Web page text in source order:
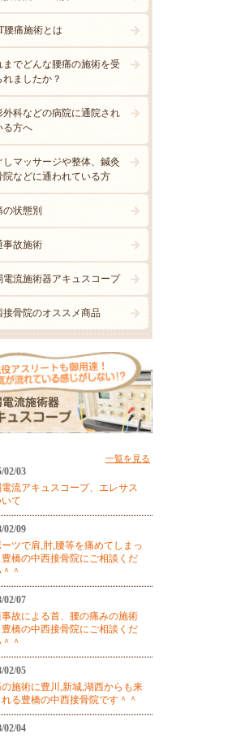
腰痛施術とは
までどんな腰痛の施術を受
れましたか？
外科などの病院に通院され
る方へ
しマッサージや整体、鍼灸
院などに通われている方
の状態別
事故施術
電流施術器アキュスコープ
接骨院のオススメ商品
一覧を見る
02/03
流アキュスコープ、エレサス
て
02/09
ーツで肩,肘,腰等を痛めてしまっ
橋の中西接骨院にご相談くだ
＾
02/07
故による首、腰の痛みの施術
橋の中西接骨院にご相談くだ
＾
02/05
の施術に豊川,新城,湖西からも来
れる豊橋の中西接骨院です＾＾
02/04